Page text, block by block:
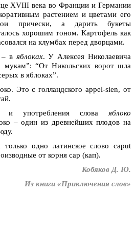
XVIII века во Франции и Германии
растением и цветами его
прически, а дарить букеты
хорошим тоном. Картофель как
на клумбах перед дворцами.
– вяблоках. У Алексея Николаевича
мукам”: “От Никольских ворот шла
в яблоках”.
Это с голландского appel-sien, от
и употребления слова яблоко
– один из древнейших плодов на
одно латинское слово caput
от корня cap (кап).
Кобяков Д. Ю.
Из книги «Приключения слов»